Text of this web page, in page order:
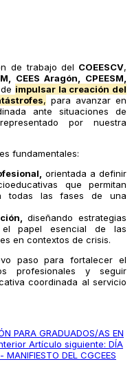
de trabajo del COEESCV,
CEES Aragón, CPEESM,
impulsar la creación del
, para avanzar en
ante situaciones de
por nuestra
fundamentales:
orientada a definir
que permitan
todas las fases de una
diseñando estrategias
papel esencial de las
en contextos de crisis.
paso para fortalecer el
profesionales y seguir
coordinada al servicio
PARA GRADUADOS/AS EN
Artículo siguiente: DÍA
DEL CGCEES